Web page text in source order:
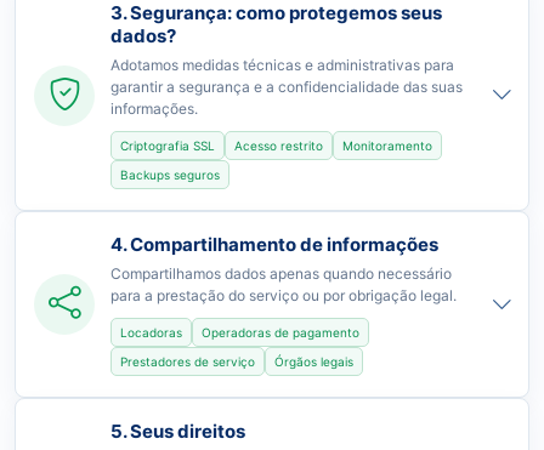
3. Segurança: como protegemos seus
dados?
Adotamos medidas técnicas e administrativas para
garantir a segurança e a confidencialidade das suas
informações.
Criptografia SSL Acesso restrito
Monitoramento
Backups seguros
4. Compartilhamento de informações
Compartilhamos dados apenas quando necessário
para a prestação do serviço ou por obrigação legal.
Locadoras
Operadoras de pagamento
Prestadores de serviço
Órgãos legais
5. Seus direitos